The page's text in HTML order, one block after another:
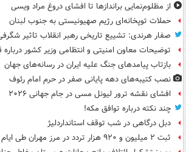
از مظلوم‌نمایی براندازها تا افشای دروغ مراد ویسی
حملات توپخانه‌ای رژیم صهیونیستی به جنوب لبنان
صفار هرندی: تشییع تاریخی رهبر انقلاب تاثیر
توضیحات معاون امنیتی و انتظامی وزیر کشور
بازتاب پیامدهای جنگ علیه ایران در رسانه‌های جهان
نصب کتیبه‌های دهه پایانی صفر در حرم امام رئوف
افشای نقشه ترور لیونل مسی در جام جهانی ۲۰۲۶
چند نکته درباره توافق مکه!
دبل درگاهی در شب توقف استانداردلیژ
ثبت ۲ میلیون و ۹۲۰ هزار تردد در مرز مهران طی ایام اربعین